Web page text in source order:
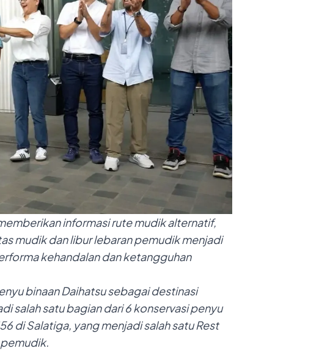
informasi rute mudik alternatif,
mudik dan libur lebaran pemudik menjadi
kehandalan dan ketangguhan
binaan Daihatsu sebagai destinasi
salah satu bagian dari 6 konservasi penyu
di Salatiga, yang menjadi salah satu Rest